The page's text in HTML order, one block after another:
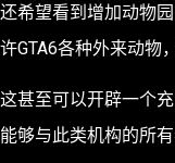
还希望看到增加动物
许GTA6各种外来动物
这甚至可以开辟一个
能够与此类机构的所